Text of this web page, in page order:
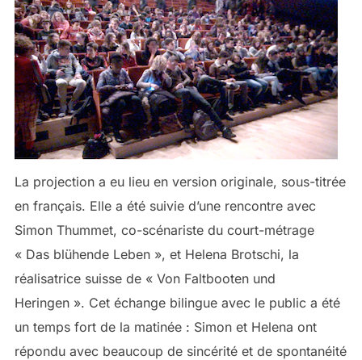
La projection a eu lieu en version originale, sous-titrée
en français. Elle a été suivie d’une rencontre avec
Simon Thummet, co-scénariste du court-métrage
« Das blühende Leben », et Helena Brotschi, la
réalisatrice suisse de « Von Faltbooten und
Heringen ». Cet échange bilingue avec le public a été
un temps fort de la matinée : Simon et Helena ont
répondu avec beaucoup de sincérité et de spontanéité